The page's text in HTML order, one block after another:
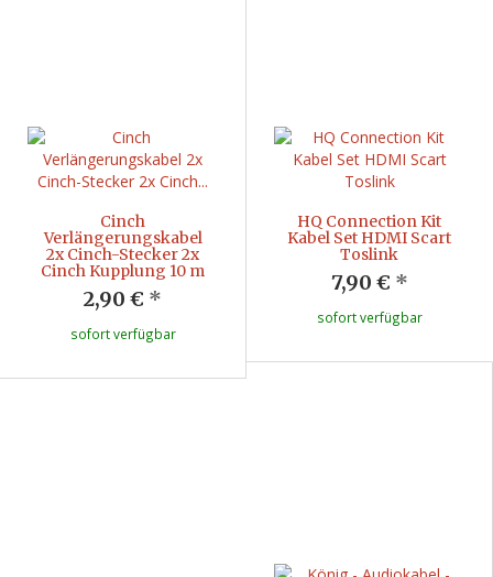
Cinch
Verlängerungskabel
2x Cinch-Stecker 2x
Cinch Kupplung 10 m
2,90 € *
sofort verfügbar
HQ Connection Kit
Kabel Set HDMI Scart
Toslink
7,90 € *
sofort verfügbar